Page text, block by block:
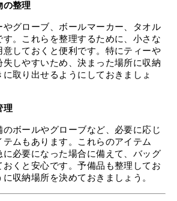
の整理
やグローブ、ボールマーカー、タオル
す。これらを整理するために、小さな
意しておくと便利です。特にティーや
しやすいため、決まった場所に収納
に取り出せるようにしておきましょ
理
のボールやグローブなど、必要に応じ
ムもあります。これらのアイテム
に必要になった場合に備えて、バッグ
おくと安心です。予備品も整理してお
収納場所を決めておきましょう。